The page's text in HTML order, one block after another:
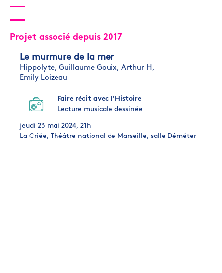
Projet associé depuis 2017
Le murmure de la mer
Hippolyte, Guillaume Gouix, Arthur H,
Emily Loizeau
Faire récit avec l'Histoire
Lecture musicale dessinée
jeudi 23 mai 2024, 21h
La Criée, Théâtre national de Marseille, salle Déméter